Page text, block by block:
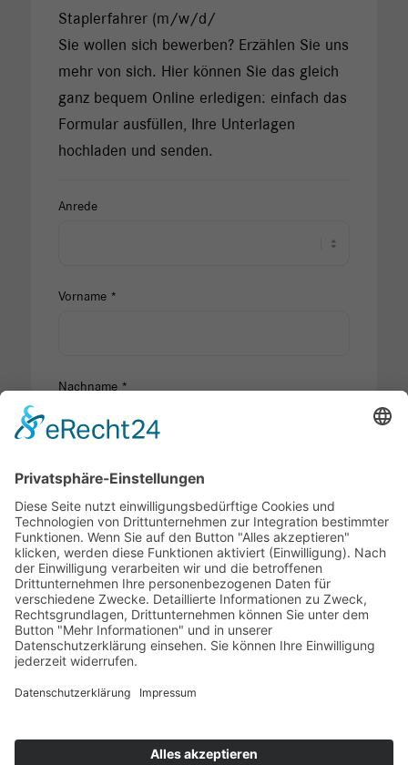
Staplerfahrer (m/w/d/
Sie wollen sich bewerben? Erzählen Sie uns
mehr von sich. Hier können Sie das gleich
ganz bequem Online erledigen: einfach das
Formular ausfüllen, Ihre Unterlagen
hochladen und senden.
Anrede
Vorname *
Nachname *
E-Mail-Adresse *
Telefon
Mobil